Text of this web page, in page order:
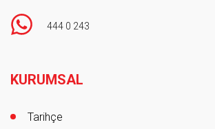
444 0 243
KURUMSAL
Tarihçe